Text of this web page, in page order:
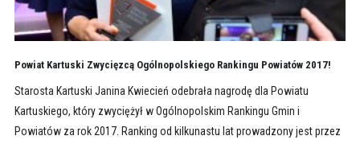
Powiat Kartuski Zwycięzcą Ogólnopolskiego Rankingu Powiatów 2017!
Starosta Kartuski Janina Kwiecień odebrała nagrodę dla Powiatu
Kartuskiego, który zwyciężył w Ogólnopolskim Rankingu Gmin i
Powiatów za rok 2017. Ranking od kilkunastu lat prowadzony jest przez